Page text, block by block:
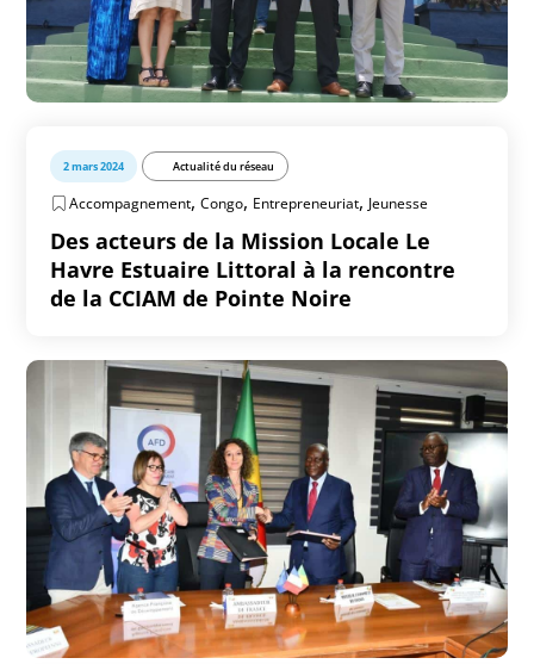
2 mars 2024 Actualité du réseau
Accompagnement,Congo, Entrepreneuriat, Jeunesse
Des acteurs de la Mission Locale Le
Havre Estuaire Littoral à la rencontre
de la CCIAM de Pointe Noire